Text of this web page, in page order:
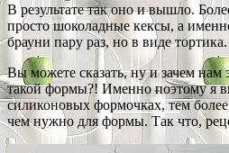
В результате так оно и вышло.
просто шоколадные кексы, а
брауни пару раз, но в виде тортика.
Вы можете сказать, ну и зачем нам
такой формы?! Именно поэтому я
силиконовых формочках, тем
чем нужно для формы. Так что,